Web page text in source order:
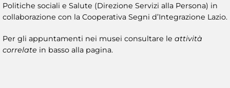
Politiche sociali e Salute (Direzione Servizi alla Persona) in
collaborazione con la Cooperativa Segni d’Integrazione Lazio.
Per gli appuntamenti nei musei consultare le attività
correlate in basso alla pagina.